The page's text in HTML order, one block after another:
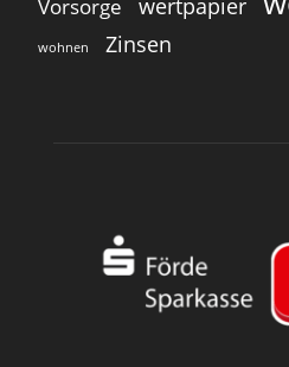
Vorsorge
wohnen Zinsen